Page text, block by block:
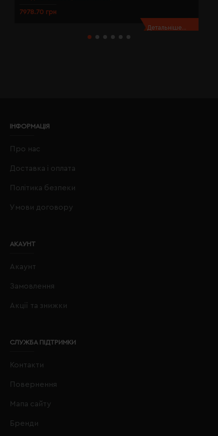
7978.70 грн
Детальніше...
ІНФОРМАЦІЯ
Про нас
Доставка і оплата
Політика безпеки
Умови договору
АКАУНТ
Акаунт
Замовлення
Акції та знижки
СЛУЖБА ПІДТРИМКИ
Контакти
Повернення
Мапа сайту
Бренди